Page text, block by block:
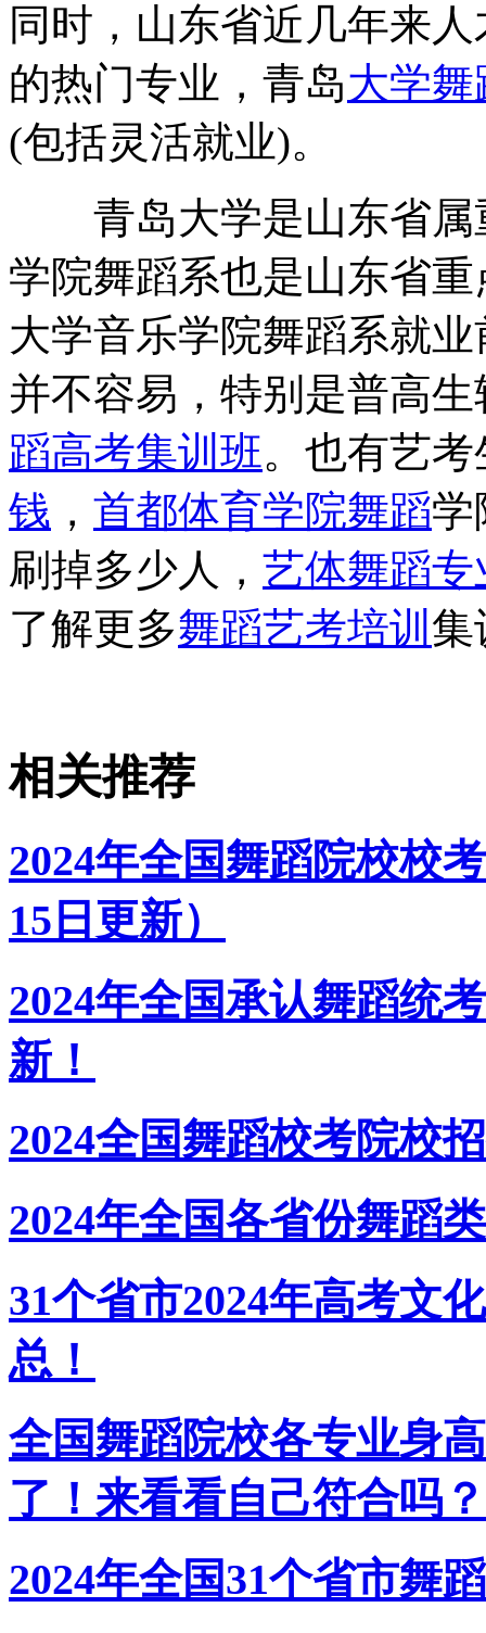
同时，山东省近几年来
的热门专业，青岛大学舞
(包括灵活就业)。
青岛大学是山东省属
学院舞蹈系也是山东省
大学音乐学院舞蹈系就
并不容易，特别是普高
蹈高考集训班。也有艺
钱 ， 首都体育学院舞蹈学
刷掉多少人， 艺体舞蹈
了解更多舞蹈艺考培训 集
相关推荐
2024年全国舞蹈院校校
15日更新）
2024年全国承认舞蹈统
新！
2024全国舞蹈校考院校
2024年全国各省份舞蹈
31个省市2024年高考文
总！
全国舞蹈院校各专业身
了！来看看自己符合吗？
2024年全国31个省市舞